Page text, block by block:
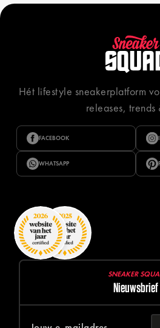
Hét lifestyle sneakerplatform
releases, trends
FACEBOOK
WHATSAPP
SNEAKER
Nieuwsbrief